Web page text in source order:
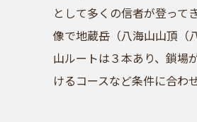
として多くの信者が登って
像で地蔵岳（八海山山頂（
山ルートは３本あり、鎖場
けるコースなど条件に合わ